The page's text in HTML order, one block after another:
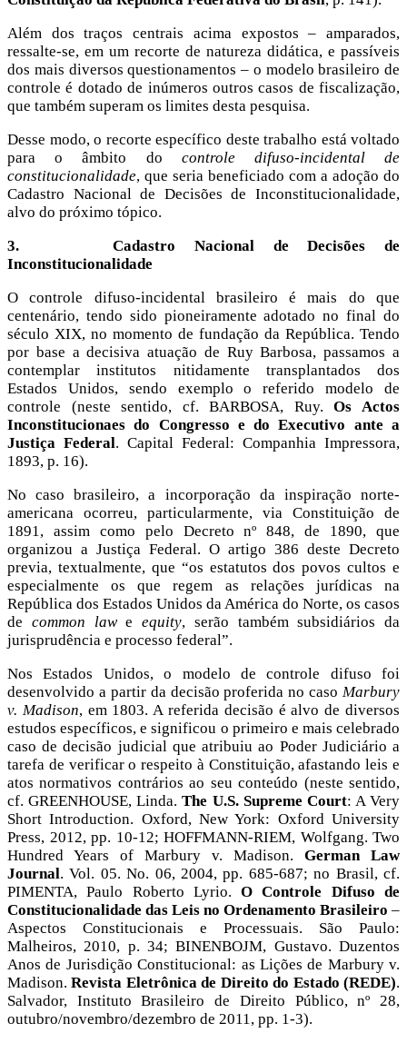
Além dos traços centrais acima expostos – amparados,
ressalte-se, em um recorte de natureza didática, e passíveis
dos mais diversos questionamentos – o modelo brasileiro de
controle é dotado de inúmeros outros casos de fiscalização,
que também superam os limites desta pesquisa.
Desse modo, o recorte específico deste trabalho está voltado
para o âmbito do controle difuso-incidental de
constitucionalidade, que seria beneficiado com a adoção do
Cadastro Nacional de Decisões de Inconstitucionalidade,
alvo do próximo tópico.
3.Cadastro Nacional de Decisões de
Inconstitucionalidade
O controle difuso-incidental brasileiro é mais do que
centenário, tendo sido pioneiramente adotado no final do
século XIX, no momento de fundação da República. Tendo
por base a decisiva atuação de Ruy Barbosa, passamos a
contemplar institutos nitidamente transplantados dos
Estados Unidos, sendo exemplo o referido modelo de
controle (neste sentido, cf. BARBOSA, Ruy.Os Actos
Inconstitucionaes do Congresso e do Executivo ante a
Justiça Federal. Capital Federal: Companhia Impressora,
1893, p. 16).
No caso brasileiro, a incorporação da inspiração norte-
americana ocorreu, particularmente, via Constituição de
1891, assim como pelo Decreto nº 848, de 1890, que
organizou a Justiça Federal. O artigo 386 deste Decreto
previa, textualmente, que “os estatutos dos povos cultos e
especialmente os que regem as relações jurídicas na
República dos Estados Unidos da América do Norte, os casos
de common lawe equity, serão também subsidiários da
jurisprudência e processo federal”.
Nos Estados Unidos, o modelo de controle difuso foi
desenvolvido a partir da decisão proferida no caso Marbury
v. Madison, em 1803. A referida decisão é alvo de diversos
estudos específicos, e significou o primeiro e mais celebrado
caso de decisão judicial que atribuiu ao Poder Judiciário a
tarefa de verificar o respeito à Constituição, afastando leis e
atos normativos contrários ao seu conteúdo (neste sentido,
cf. GREENHOUSE, Linda.The U.S. Supreme Court: A Very
Short Introduction. Oxford, New York: Oxford University
Press, 2012, pp. 10-12; HOFFMANN-RIEM, Wolfgang. Two
Hundred Years of Marbury v. Madison. German Law
Journal. Vol. 05. No. 06, 2004, pp. 685-687; no Brasil, cf.
PIMENTA, Paulo Roberto Lyrio.O Controle Difuso de
Constitucionalidade das Leis no Ordenamento Brasileiro –
Aspectos Constitucionais e Processuais. São Paulo:
Malheiros, 2010, p. 34; BINENBOJM, Gustavo. Duzentos
Anos de Jurisdição Constitucional: as Lições de Marbury v.
Madison.Revista Eletrônica de Direito do Estado (REDE).
Salvador, Instituto Brasileiro de Direito Público, nº 28,
outubro/novembro/dezembro de 2011, pp. 1-3).